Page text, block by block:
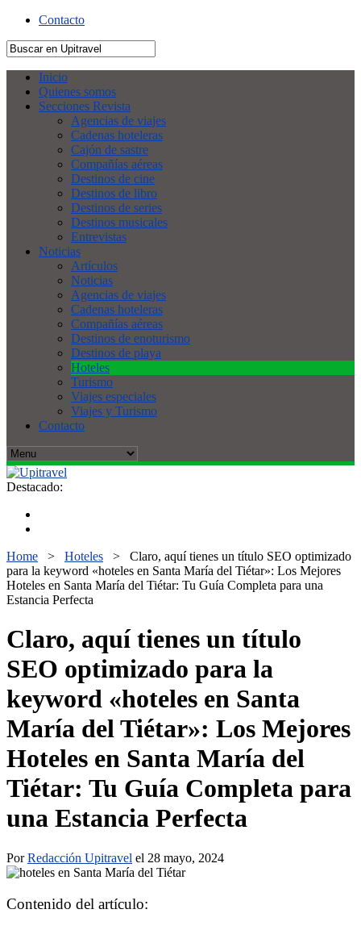
Contacto
Inicio
Quienes somos
Secciones Revista
Agencias de viajes
Cadenas hoteleras
Cajón de sastre
Compañías aéreas
Destinos de cine
Destinos de libro
Destinos de series
Destinos musicales
Entrevistas
Noticias
Artículos
Noticias
Agencias de viajes
Cadenas hoteleras
Compañías aéreas
Destinos de enoturismo
Destinos de playa
Hoteles
Turismo
Viajes especiales
Viajes y Turismo
Contacto
Destacado:
Home > Hoteles > Claro, aquí tienes un título SEO optimizado
para la keyword «hoteles en Santa María del Tiétar»: Los Mejores
Hoteles en Santa María del Tiétar: Tu Guía Completa para una
Estancia Perfecta
Claro, aquí tienes un título
SEO optimizado para la
keyword «hoteles en Santa
María del Tiétar»: Los Mejores
Hoteles en Santa María del
Tiétar: Tu Guía Completa para
una Estancia Perfecta
PorRedacción Upitravel el 28 mayo, 2024
Contenido del artículo: